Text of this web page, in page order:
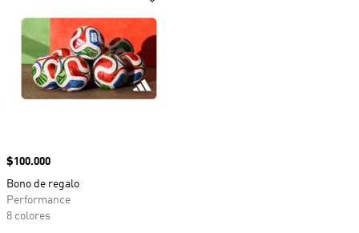
Precio
$100.000
Bono de regalo
Performance
8 colores